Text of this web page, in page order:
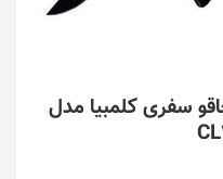
سفری کلمبیا مدل